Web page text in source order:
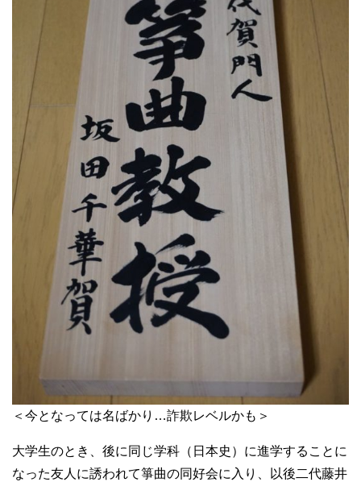
＜今となっては名ばかり…詐欺レベルかも＞
大学生のとき、後に同じ学科（日本史）に進学することに
なった友人に誘われて箏曲の同好会に入り、以後二代藤井